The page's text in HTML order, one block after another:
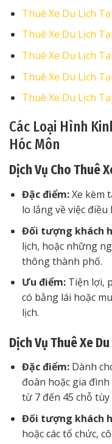
Thuê Xe Du Lịch
Thuê Xe Du Lịch
Thuê Xe Du Lịch
Thuê Xe Du Lịch
Thuê Xe Du Lịch
Các Loại Hình
Hóc Môn
Dịch Vụ Cho Thuê
Đặc điểm:Xe kèm
lo lắng về việc
Đối tượng khách
lịch, hoặc những
thông thành phố.
Ưu điểm:Tiện lợi,
có bằng lái hoặc
lịch.
Dịch Vụ Thuê Xe
Đặc điểm:Dành
đoàn hoặc gia
từ 7 đến 45 chỗ
Đối tượng khách
hoặc các tổ chức,